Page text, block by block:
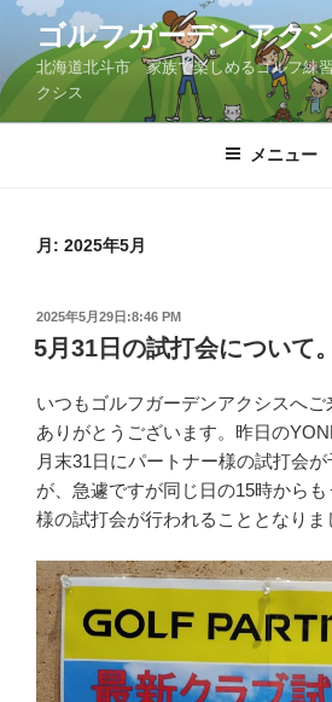
テ
ン
ツ
ゴルフガーデンアク
北海道北斗市 家族で楽しめるゴルフ練
クシス
メニュー
月: 2025年5月
投
稿
日:
2025年5月29日:8:46 PM
5月31日の試打会について。
いつもゴルフガーデンアクシスへご
ありがとうございます。昨日の
月末31日にパートナー様の試打会
が、急遽ですが同じ日の15時から
様の試打会が行われることとなりま